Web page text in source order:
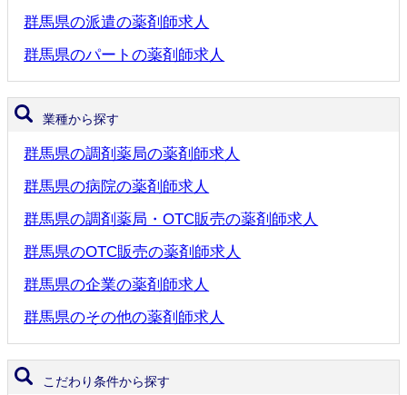
群馬県の派遣の薬剤師求人
群馬県のパートの薬剤師求人
業種から探す
群馬県の調剤薬局の薬剤師求人
群馬県の病院の薬剤師求人
群馬県の調剤薬局・OTC販売の薬剤師求人
群馬県のOTC販売の薬剤師求人
群馬県の企業の薬剤師求人
群馬県のその他の薬剤師求人
こだわり条件から探す